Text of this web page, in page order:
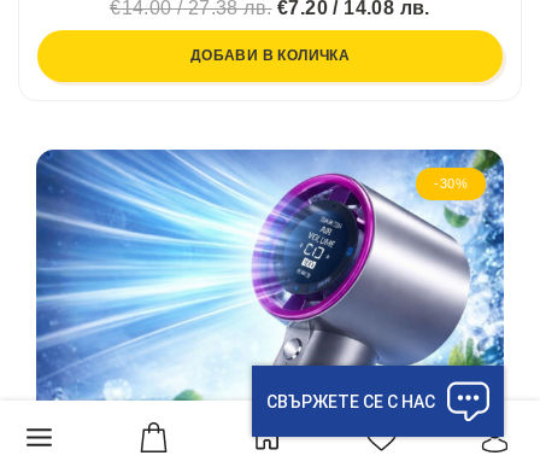
€14.00 / 27.38 лв.€7.20 / 14.08 лв.
ДОБАВИ В КОЛИЧКА
-30%
СВЪРЖЕТЕ СЕ С НАС